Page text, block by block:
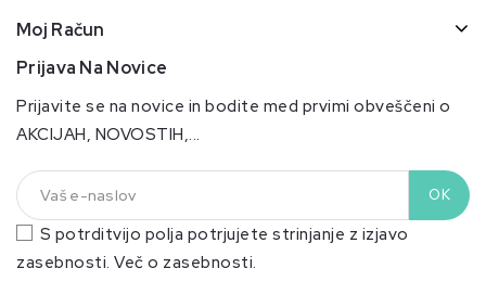
Moj Račun
Prijava Na Novice
Prijavite se na novice in bodite med prvimi obveščeni o
AKCIJAH, NOVOSTIH,...
S potrditvijo polja potrjujete strinjanje z izjavo
zasebnosti. Več o zasebnosti.